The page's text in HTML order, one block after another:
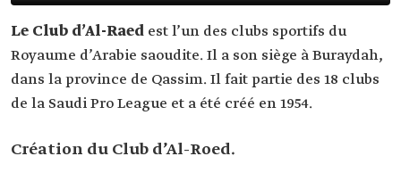
Le Club d’Al-Raed est l’un des clubs sportifs du
Royaume d’Arabie saoudite. Il a son siège à Buraydah,
dans la province de Qassim. Il fait partie des 18 clubs
de la Saudi Pro League et a été créé en 1954.
Création du Club d’Al-Roed.